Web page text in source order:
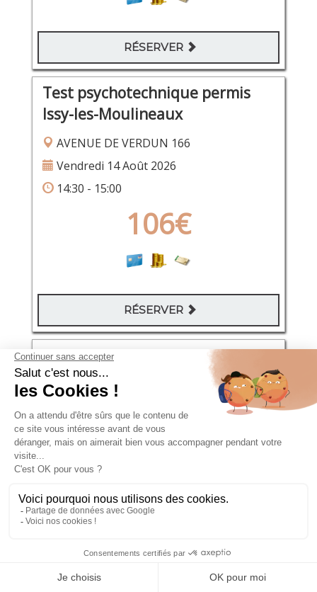
RÉSERVER
Test psychotechnique permis
Issy-les-Moulineaux
AVENUE DE VERDUN 166
Vendredi 14 Août 2026
14:30 - 15:00
106€
RÉSERVER
Test psychotechnique permis
Bobigny
Vendredi 14 Août 2026
96€